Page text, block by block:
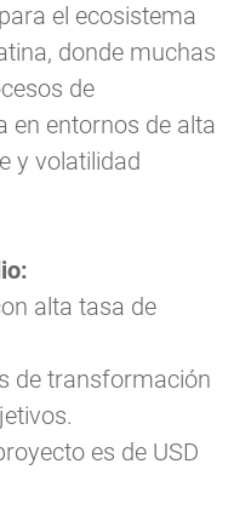
el ecosistema
donde muchas
de
en entornos de alta
y volatilidad
alta tasa de
de transformación
es de USD